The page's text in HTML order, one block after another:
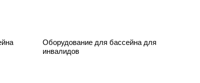
Оборудование для бассейна для
инвалидов